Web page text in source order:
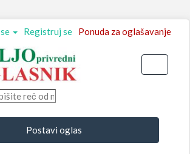
Ponuda za oglašavanje
Registruj se
Postavi oglas